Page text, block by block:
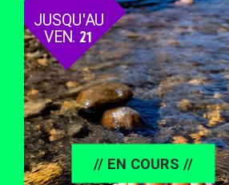
JUSQU'AU
VEN. 21
AOÛT
// EN COURS //